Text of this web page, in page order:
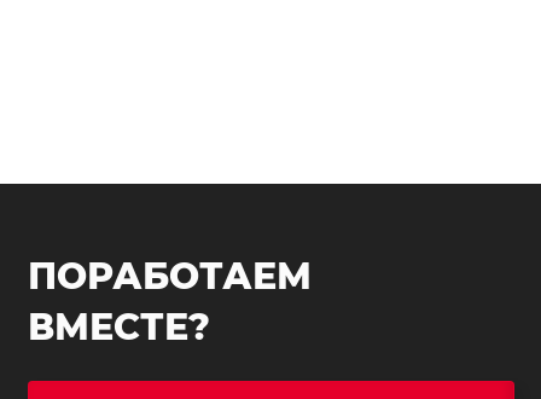
ПОРАБОТАЕМ
ВМЕСТЕ?